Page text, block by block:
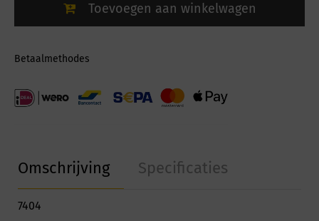
Toevoegen aan winkelwagen
Betaalmethodes
Omschrijving Specificaties
7404